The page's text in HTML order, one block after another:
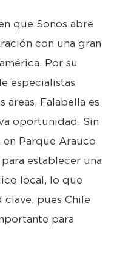
que Sonos abre
con una gran
Por su
especialistas
áreas, Falabella es
oportunidad. Sin
Parque Arauco
establecer una
local, lo que
pues Chile
para